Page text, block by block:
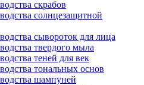
скрабов
солнцезащитной
сывороток для лица
твердого мыла
теней для век
тональных основ
шампуней